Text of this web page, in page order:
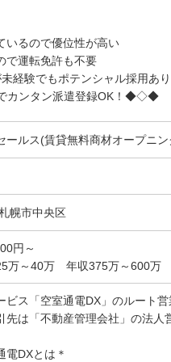
いるので優位性が高い
で運転免許も不要
経験でもポテンシャル採用あ
カンタン派遣登録OK！◆◇◆
ールス(賃貸無料商材オープニ
幌市中央区
円～
万～40万 年収375万～600万
ビス「空室通電DX」のルート営
先は「不動産管理会社」の法人
電DXとは＊